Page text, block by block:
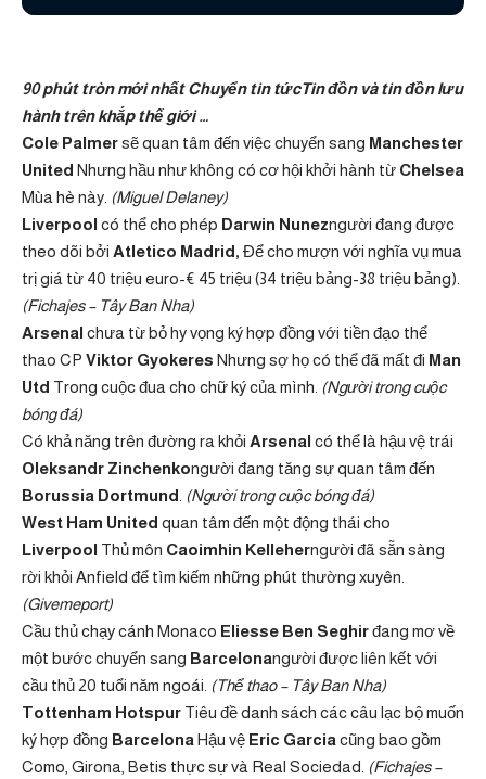
90 phút tròn mới nhấtChuyển tin tứcTin đồn và tin đồn lưu
hành trên khắp thế giới …
Cole Palmersẽ quan tâm đến việc chuyển sang Manchester
United Nhưng hầu như không có cơ hội khởi hành từ Chelsea
Mùa hè này. (Miguel Delaney)
Liverpool có thể cho phép Darwin Nunezngười đang được
theo dõi bởi Atletico Madrid, Để cho mượn với nghĩa vụ mua
trị giá từ 40 triệu euro-€ 45 triệu (34 triệu bảng-38 triệu bảng).
(Fichajes – Tây Ban Nha)
Arsenal chưa từ bỏ hy vọng ký hợp đồng với tiền đạo thể
thao CP Viktor Gyokeres Nhưng sợ họ có thể đã mất đi Man
Utd Trong cuộc đua cho chữ ký của mình. (Người trong cuộc
bóng đá)
Có khả năng trên đường ra khỏi Arsenal có thể là hậu vệ trái
Oleksandr Zinchenkongười đang tăng sự quan tâm đến
Borussia Dortmund (Người trong cuộc bóng đá)
West Ham United quan tâm đến một động thái cho
Liverpool Thủ môn Caoimhin Kelleherngười đã sẵn sàng
rời khỏi Anfield để tìm kiếm những phút thường xuyên.
(Givemeport)
Cầu thủ chạy cánh Monaco Eliesse Ben Seghirđang mơ về
một bước chuyển sang Barcelonangười được liên kết với
cầu thủ 20 tuổi năm ngoái. (Thể thao – Tây Ban Nha)
Tottenham Hotspur Tiêu đề danh sách các câu lạc bộ muốn
ký hợp đồng Barcelona Hậu vệ Eric Garcia cũng bao gồm
Como, Girona, Betis thực sự và Real Sociedad. (Fichajes –